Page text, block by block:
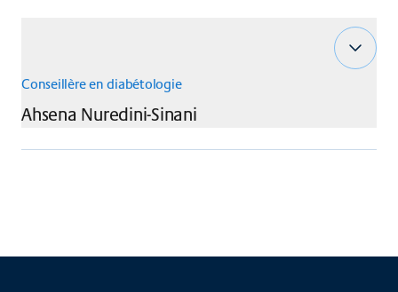
Conseillère en diabétologie
Ahsena Nuredini-Sinani